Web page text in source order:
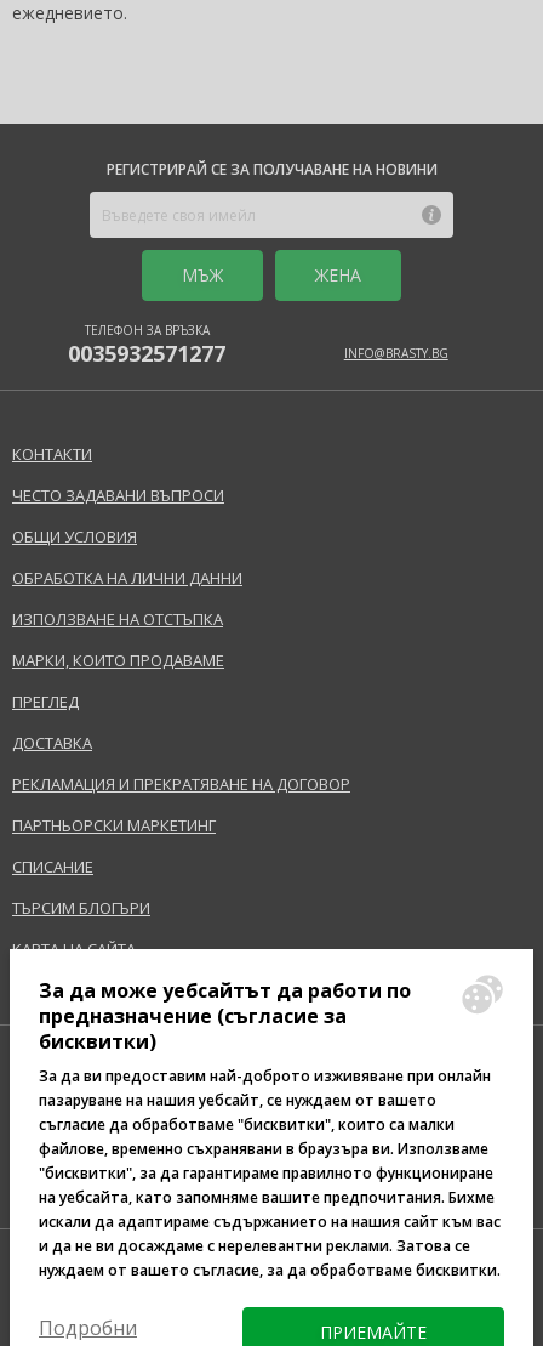
ежедневието.
РЕГИСТРИРАЙ СЕ ЗА ПОЛУЧАВАНЕ НА НОВИНИ
MЪЖ ЖЕНА
ТЕЛЕФОН ЗА ВРЪЗКА
0035932571277 INFO@BRASTY.BG
КОНТАКТИ
ЧЕСТО ЗАДАВАНИ ВЪПРОСИ
ОБЩИ УСЛОВИЯ
ОБРАБОТКА НА ЛИЧНИ ДАННИ
ИЗПОЛЗВАНЕ НА ОТСТЪПКА
МАРКИ, КОИТО ПРОДАВАМЕ
ПРЕГЛЕД
ДОСТАВКА
РЕКЛАМАЦИЯ И ПРЕКРАТЯВАНЕ НА ДОГОВОР
ПАРТНЬОРСКИ МАРКЕТИНГ
СПИСАНИЕ
ТЪРСИМ БЛОГЪРИ
КАРТА НА САЙТА
Pazaruvaj - Надежден
помощник за покупки
За да може уебсайтът да работи по
предназначение (съгласие за
бисквитки)
За да ви предоставим най-доброто изживяване при онлайн
пазаруване на нашия уебсайт, се нуждаем от вашето
съгласие да обработваме "бисквитки", които са малки
файлове, временно съхранявани в браузъра ви. Използваме
"бисквитки", за да гарантираме правилното функциониране
на уебсайта, като запомняме вашите предпочитания. Бихме
искали да адаптираме съдържанието на нашия сайт към вас
и да не ви досаждаме с нерелевантни реклами. Затова се
нуждаем от вашето съгласие, за да обработваме бисквитки.
Подробни
ПРИЕМАЙТЕ